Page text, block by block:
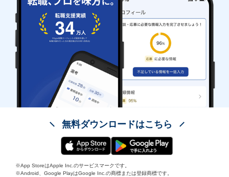
無料ダウンロードはこちら
※App StoreはApple Inc.のサービスマークです。
※Android、Google PlayはGoogle Inc.の商標または登録商標です。